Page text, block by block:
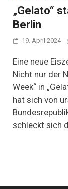
„Gelato“
Berlin
19. April 2024
Eine neue
Nicht nur der
Week“ in
hat sich von
schleckt sich